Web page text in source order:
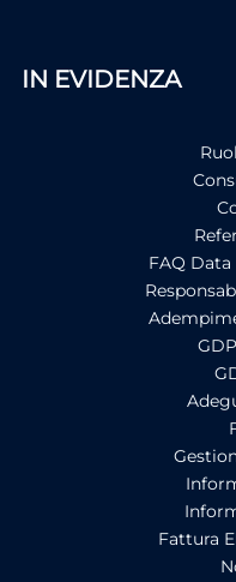
IN EVIDENZA
FAQ
Fattura